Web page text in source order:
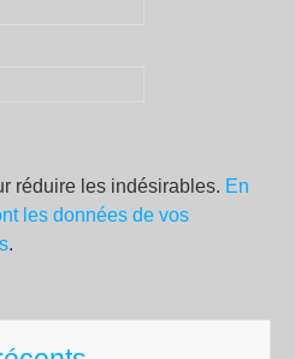
réduire les indésirables. En
les données de vos
.